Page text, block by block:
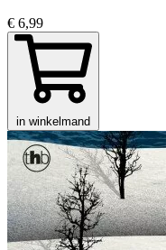
€ 6,99
in winkelmand